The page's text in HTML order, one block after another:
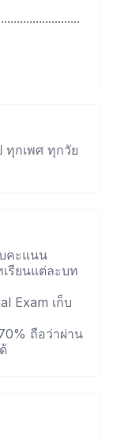
ทุกเพศ ทุกวัย
คะแนน
รียนแต่ละบท
Exam เก็บ
ถือว่าผ่าน